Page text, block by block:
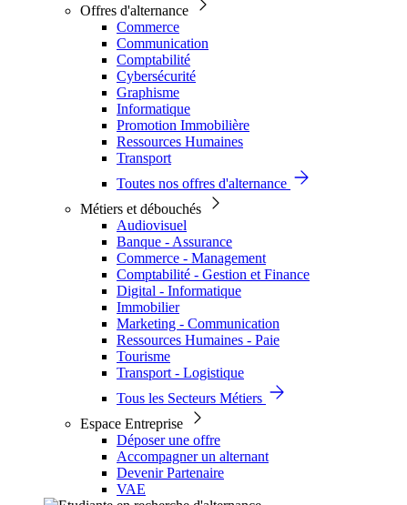
Offres d'alternance
Commerce
Communication
Comptabilité
Cybersécurité
Graphisme
Informatique
Promotion Immobilière
Ressources Humaines
Transport
Toutes nos offres d'alternance
Métiers et débouchés
Audiovisuel
Banque - Assurance
Commerce - Management
Comptabilité - Gestion et Finance
Digital - Informatique
Immobilier
Marketing - Communication
Ressources Humaines - Paie
Tourisme
Transport - Logistique
Tous les Secteurs Métiers
Espace Entreprise
Déposer une offre
Accompagner un alternant
Devenir Partenaire
VAE